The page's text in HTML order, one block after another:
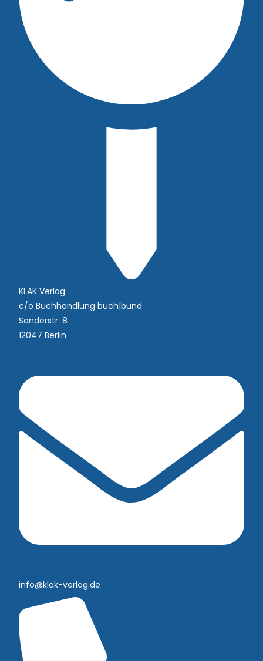
KLAK Verlag
c/o Buchhandlung buch|bund
Sanderstr. 8
12047 Berlin
info@klak-verlag.de